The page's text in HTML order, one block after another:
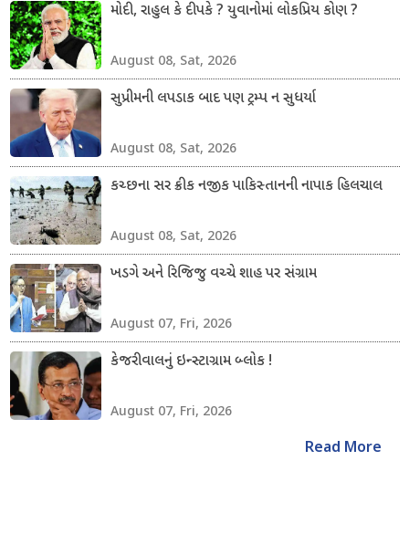
મોદી, રાહુલ કે દીપકે ? યુવાનોમાં લોકપ્રિય કોણ ?
August 08, Sat, 2026
સુપ્રીમની લપડાક બાદ પણ ટ્રમ્પ ન સુધર્યા
August 08, Sat, 2026
કચ્છના સર ક્રીક નજીક પાકિસ્તાનની નાપાક હિલચાલ
August 08, Sat, 2026
ખડગે અને રિજિજુ વચ્ચે શાહ પર સંગ્રામ
August 07, Fri, 2026
કેજરીવાલનું ઇન્સ્ટાગ્રામ બ્લોક !
August 07, Fri, 2026
Read More